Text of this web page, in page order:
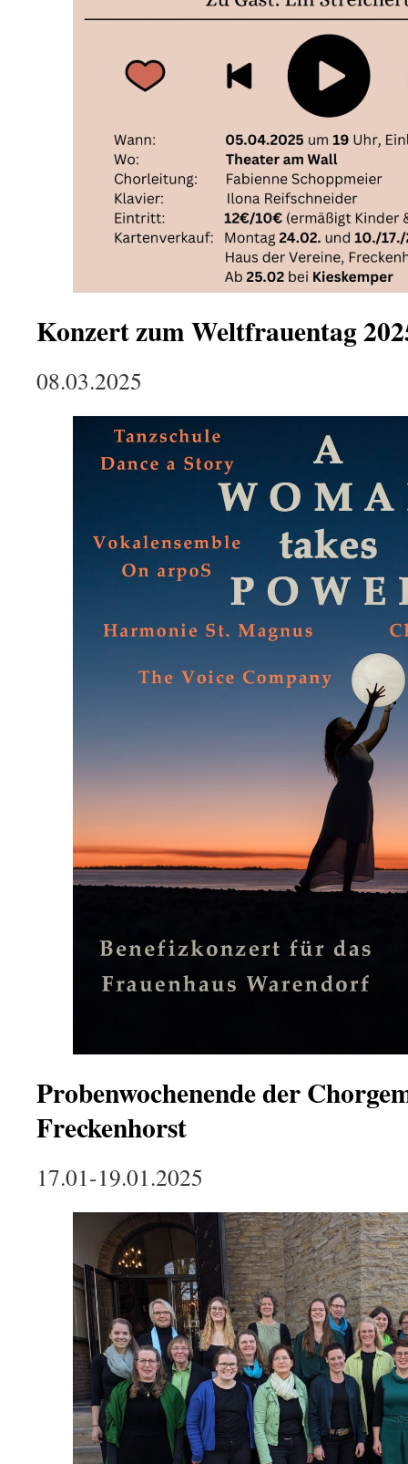
Konzert zum Weltfrauentag
08.03.2025
Probenwochenende der
Freckenhorst
17.01-19.01.2025